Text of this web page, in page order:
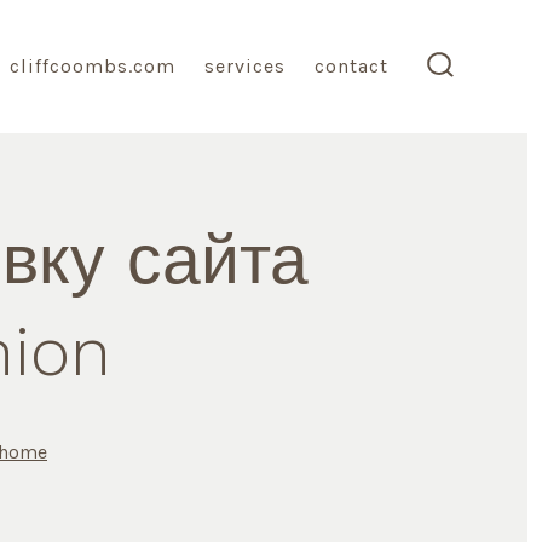
cliffcoombs.com services contact
сайта
home